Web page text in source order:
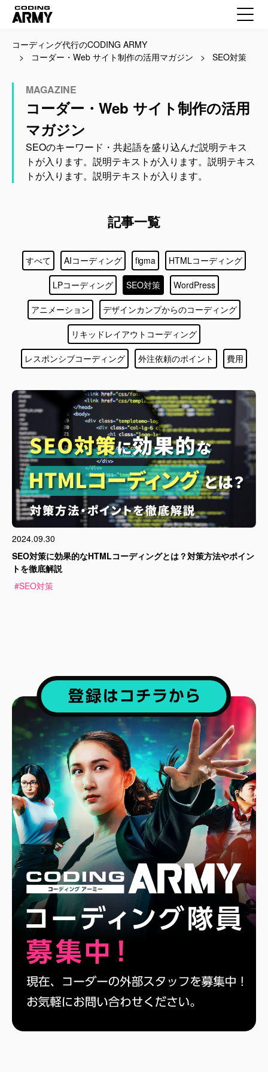
コーディング代行のCODING ARMY
コーダー・Web サイト制作の活用マガジン
SEO対策
MAGAZINE
コーダー・Web サイト制作の活用
マガジン
SEOのキーワード・共起語を盛り込んだ説明テキス
トが入ります。説明テキストが入ります。説明テキス
トが入ります。説明テキストが入ります。
記事一覧
すべて AIコーディング figma HTMLコーディング
LPコーディング SEO対策 WordPress
アニメーション デザインカンプからのコーディング
リキッドレイアウトコーディング
レスポンシブコーディング 外注依頼のポイント 費用
2024.09.30
SEO対策に効果的なHTMLコーディングとは？対策方法やポイン
トを徹底解説
#SEO対策